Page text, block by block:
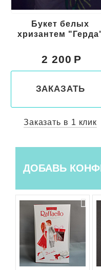
Букет белых
хризантем
2 200
ЗАКАЗАТЬ
Заказать в 1 клик
ДОБАВЬ